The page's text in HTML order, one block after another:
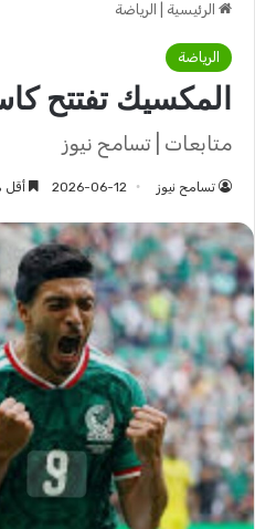
الرئيسية الرياضة
الرياضة
المكسيك تفتتح
متابعات | تسامح نيوز
تسامح نيوز 2026-06-12 أقل